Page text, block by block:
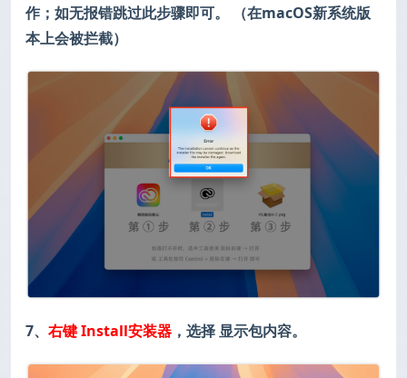
作；如无报错跳过此步骤即可。 （在macOS新系统版
本上会被拦截）
7、 右键 Install安装器 ，选择 显示包内容。